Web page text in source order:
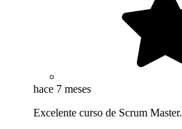
hace 7 meses
Excelente curso de Scrum Master.